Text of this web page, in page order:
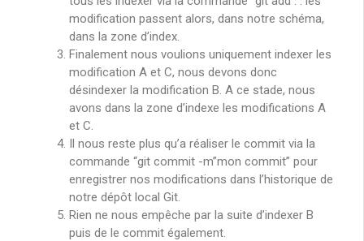
modification passent alors, dans notre schéma,
dans la zone d’index.
Finalement nous voulions uniquement indexer les
modification A et C, nous devons donc
désindexer la modification B. A ce stade, nous
avons dans la zone d’indexe les modifications A
et C.
Il nous reste plus qu’a réaliser le commit via la
commande “git commit -m”mon commit” pour
enregistrer nos modifications dans l’historique de
notre dépôt local Git.
Rien ne nous empêche par la suite d’indexer B
puis de le commit également.